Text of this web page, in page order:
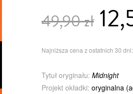
49,90 zł
Najniższa cena z ostatnich 30
Tytuł oryginału: Midnight
Projekt okładki: oryginalna